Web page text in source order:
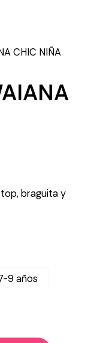
CHIC NIÑA
top, braguita y
9 años